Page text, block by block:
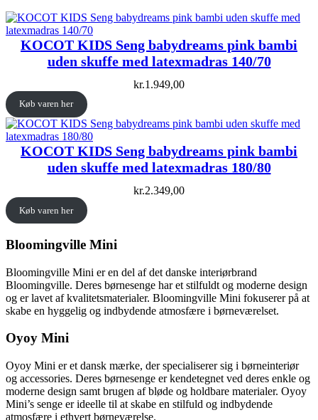
KOCOT KIDS Seng babydreams pink bambi
uden skuffe med latexmadras 140/70
kr.1.949,00
Køb varen her
KOCOT KIDS Seng babydreams pink bambi
uden skuffe med latexmadras 180/80
kr.2.349,00
Køb varen her
Bloomingville Mini
Bloomingville Mini er en del af det danske interiørbrand
Bloomingville. Deres børnesenge har et stilfuldt og moderne design
og er lavet af kvalitetsmaterialer. Bloomingville Mini fokuserer på at
skabe en hyggelig og indbydende atmosfære i børneværelset.
Oyoy Mini
Oyoy Mini er et dansk mærke, der specialiserer sig i børneinteriør
og accessories. Deres børnesenge er kendetegnet ved deres enkle og
moderne design samt brugen af bløde og holdbare materialer. Oyoy
Mini’s senge er ideelle til at skabe en stilfuld og indbydende
atmosfære i ethvert børneværelse.